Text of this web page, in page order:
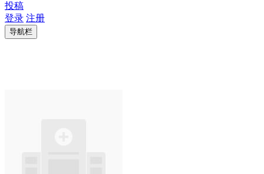
投稿
登录 注册
导航栏